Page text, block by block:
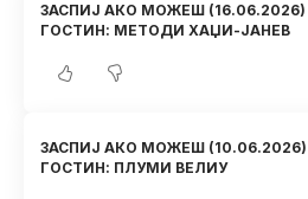
ЗАСПИЈ АКО МОЖЕШ (16.06.2026)
ГОСТИН: МЕТОДИ ХАЏИ-ЈАНЕВ
ЗАСПИЈ АКО МОЖЕШ (10.06.2026)
ГОСТИН: ПЛУМИ ВЕЛИУ